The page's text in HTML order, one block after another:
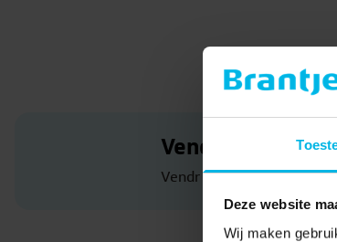
Deze website
Wij maken
Vendr
Vendr digitaliseert het